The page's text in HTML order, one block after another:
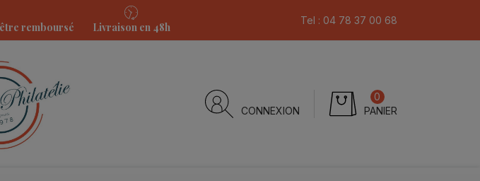
remboursé Livraison en 48h
Tel : 04 78 37 00 68
CONNEXION PANIER
0